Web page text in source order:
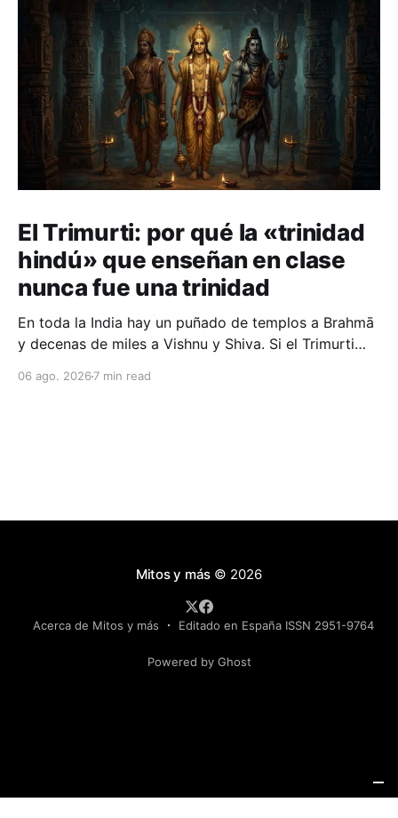
El Trimurti: por qué la «trinidad
hindú» que enseñan en clase
nunca fue una trinidad
En toda la India hay un puñado de templos a Brahmā
y decenas de miles a Vishnu y Shiva. Si el Trimurti
tercio le habría faltado construir su parte.
06 ago. 2026 7 min read
Mitos y más © 2026
Acerca de Mitos y más Editado en España ISSN 2951-9764
Powered by Ghost